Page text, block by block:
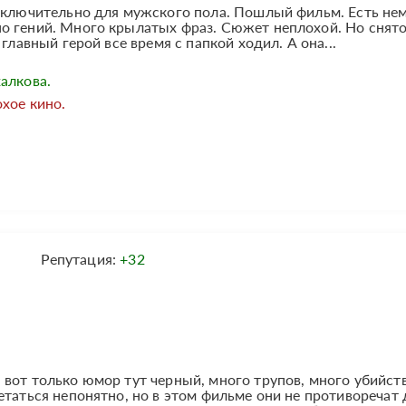
для мужского пола. Пошлый фильм. Есть
гений. Много крылатых фраз. Сюжет неплохой. Но
герой все время с папкой ходил. А она...
кино.
Репутация:+32
только юмор тут черный, много трупов, много
непонятно, но в этом фильме они не противоречат